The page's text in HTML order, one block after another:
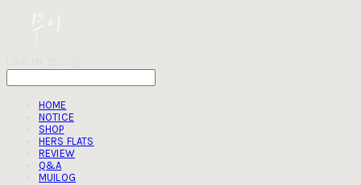
HOME
NOTICE
SHOP
HERS FLATS
REVIEW
Q&A
MUILOG